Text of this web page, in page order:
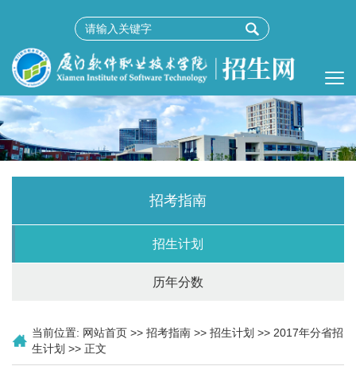
招考指南
招生计划
历年分数
当前位置: 网站首页 >> 招考指南 >> 招生计划 >> 2017年分省招
生计划 >> 正文